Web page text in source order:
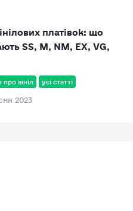
вініл усі статті
2023
платівок: що
SS, M, NM, EX, VG,